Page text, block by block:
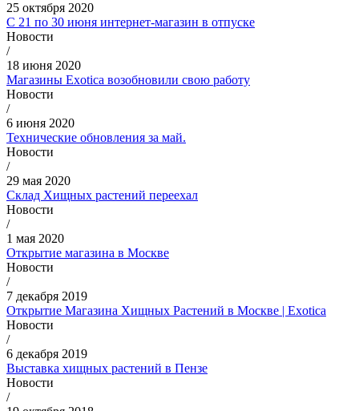
25 октября 2020
С 21 по 30 июня интернет-магазин в отпуске
Новости
/
18 июня 2020
Магазины Exotica возобновили свою работу
Новости
/
6 июня 2020
Технические обновления за май.
Новости
/
29 мая 2020
Склад Хищных растений переехал
Новости
/
1 мая 2020
Открытие магазина в Москве
Новости
/
7 декабря 2019
Открытие Магазина Хищных Растений в Москве | Exotica
Новости
/
6 декабря 2019
Выставка хищных растений в Пензе
Новости
/